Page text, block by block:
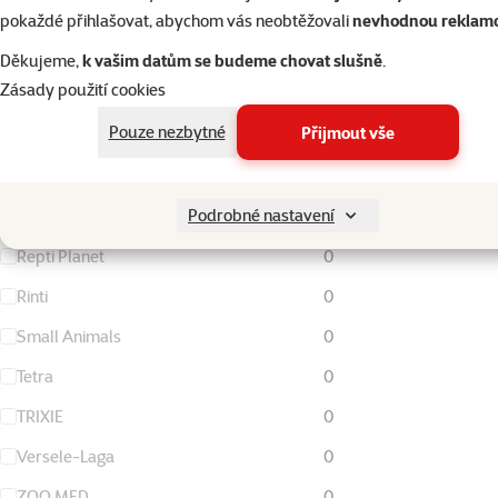
pokaždé přihlašovat, abychom vás neobtěžovalinevhodnou
Děkujeme,k vašim datům se budeme chovat slušně.
Zásady použití cookies
Pouze nezbytné
Přijmout vše
Podrobné nastavení
FURminator
0
Living World
0
Magic Cat
0
0
Repti Planet
0
Rinti
0
Small Animals
0
Tetra
0
TRIXIE
0
Versele-Laga
0